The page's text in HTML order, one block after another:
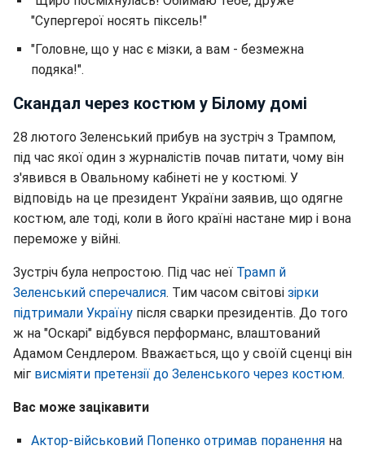
"Супергерої носять піксель!"
"Головне, що у нас є мізки, а вам - безмежна
подяка!".
Скандал через костюм у Білому домі
28 лютого Зеленський прибув на зустріч з Трампом,
під час якої один з журналістів почав питати, чому він
з'явився в Овальному кабінеті не у костюмі. У
відповідь на це президент України заявив, що одягне
костюм, але тоді, коли в його країні настане мир і вона
переможе у війні.
Зустріч була непростою. Під час неї Трамп й
Зеленський сперечалися. Тим часом світові зірки
підтримали Україну після сварки президентів. До того
ж на "Оскарі" відбувся перформанс, влаштований
Адамом Сендлером. Вважається, що у своїй сценці він
міг висміяти претензії до Зеленського через костюм.
Вас може зацікавити
Актор-військовий Попенко отримав поранення на